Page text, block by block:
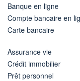
Banque en ligne
Compte bancaire en
Carte bancaire
Assurance vie
Crédit immobilier
Prêt personnel